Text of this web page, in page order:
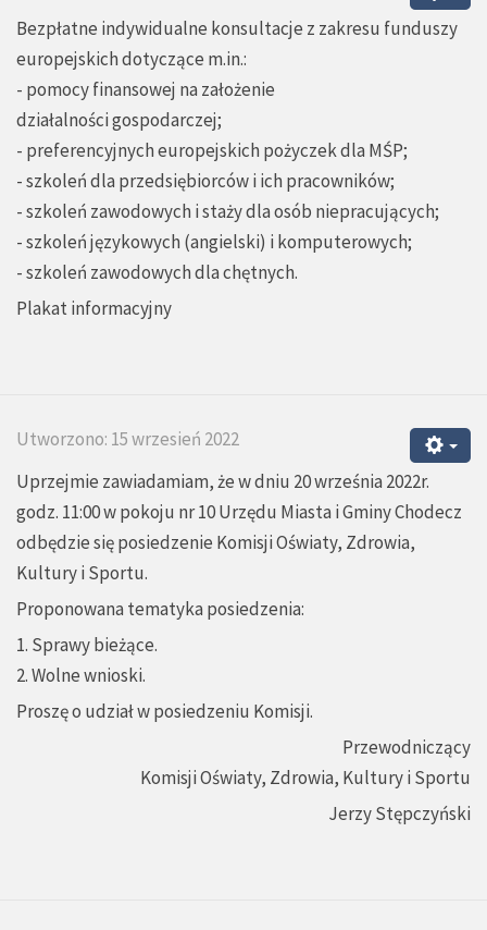
Bezpłatne indywidualne konsultacje z zakresu funduszy
europejskich dotyczące m.in.:
- pomocy finansowej na założenie
działalności gospodarczej;
- preferencyjnych europejskich pożyczek dla MŚP;
- szkoleń dla przedsiębiorców i ich pracowników;
- szkoleń zawodowych i staży dla osób niepracujących;
- szkoleń językowych (angielski) i komputerowych;
- szkoleń zawodowych dla chętnych.
Plakat informacyjny
Utworzono: 15 wrzesień 2022
Uprzejmie zawiadamiam, że w dniu 20 września 2022r.
godz. 11:00 w pokoju nr 10 Urzędu Miasta i Gminy Chodecz
odbędzie się posiedzenie Komisji Oświaty, Zdrowia,
Kultury i Sportu.
Proponowana tematyka posiedzenia:
1. Sprawy bieżące.
2. Wolne wnioski.
Proszę o udział w posiedzeniu Komisji.
Przewodniczący
Komisji Oświaty, Zdrowia, Kultury i Sportu
Jerzy Stępczyński